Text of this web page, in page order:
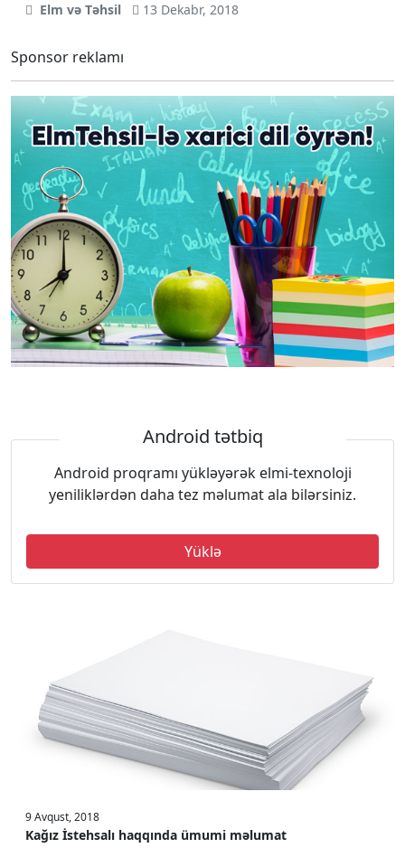
Elm və Təhsil 13 Dekabr, 2018
Sponsor reklamı
Android tətbiq
Android proqramı yükləyərək elmi-texnoloji
yeniliklərdən daha tez məlumat ala bilərsiniz.
Yüklə
9 Avqust, 2018
Kağız İstehsalı haqqında ümumi məlumat